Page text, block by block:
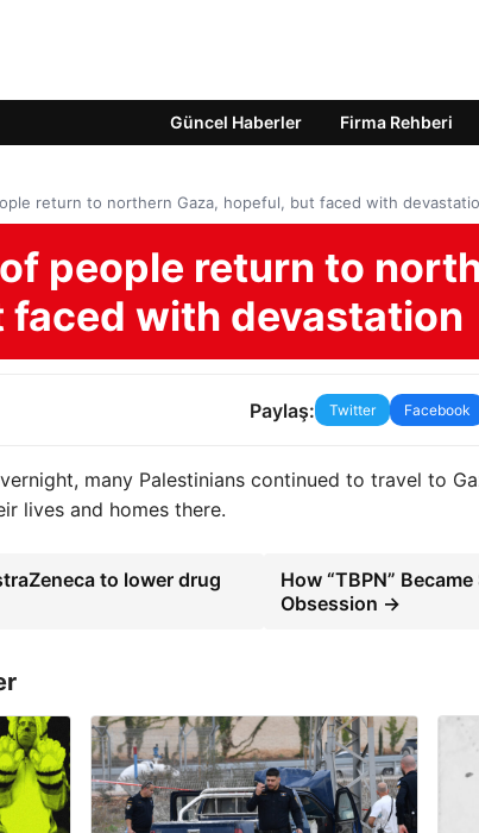
Güncel Haberler Firma Rehberi
return to northern Gaza, hopeful, but faced with
people return to
faced with devastation
Paylaş: Twitter Facebook
many Palestinians continued to travel to
lives and homes there.
to lower drug
How “TBPN”
Obsession →